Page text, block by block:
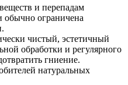
и перепадам
обычно ограничена
чистый, эстетичный
обработки и регулярного
гниение.
натуральных